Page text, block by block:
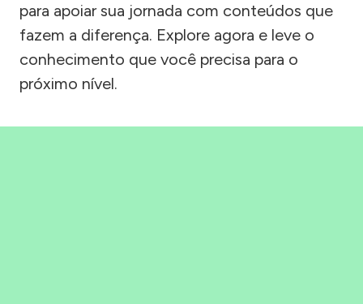
para apoiar sua jornada com conteúdos que
fazem a diferença. Explore agora e leve o
conhecimento que você precisa para o
próximo nível.